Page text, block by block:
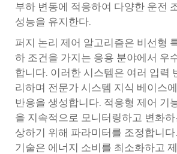
부하 변동에 적응하여 다양한 운전
성능을 유지한다.
퍼지 논리 제어 알고리즘은 비선형
하 조건을 가지는 응용 분야에서 우
합니다. 이러한 시스템은 여러 입력
리하며 전문가 시스템 지식 베이스
반응을 생성합니다. 적응형 제어 기
을 지속적으로 모니터링하고 변화
상하기 위해 파라미터를 조정합니
기술은 에너지 소비를 최소화하고